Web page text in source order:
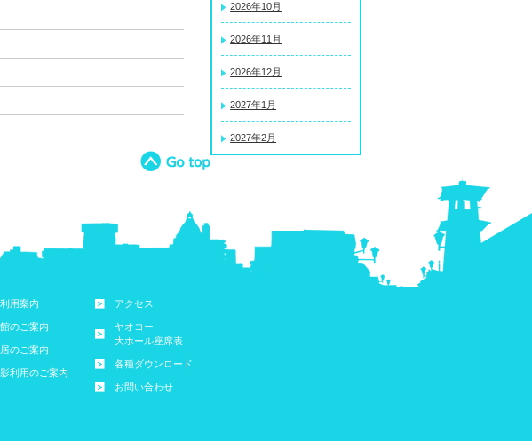
2026年10月
2026年11月
2026年12月
2027年1月
2027年2月
用案内
のご案内
居のご案内
利用のご案内
アクセス
ヤオコー
大ホール座席表
各種ダウンロード
お問い合わせ